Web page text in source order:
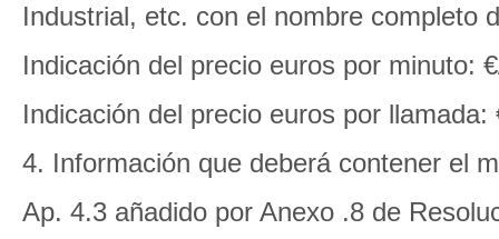
Industrial, etc. con el nombre completo
Indicación del precio euros por minuto:
Indicación del precio euros por
4. Información que deberá contener el
Ap. 4.3 añadido por Anexo .8 de